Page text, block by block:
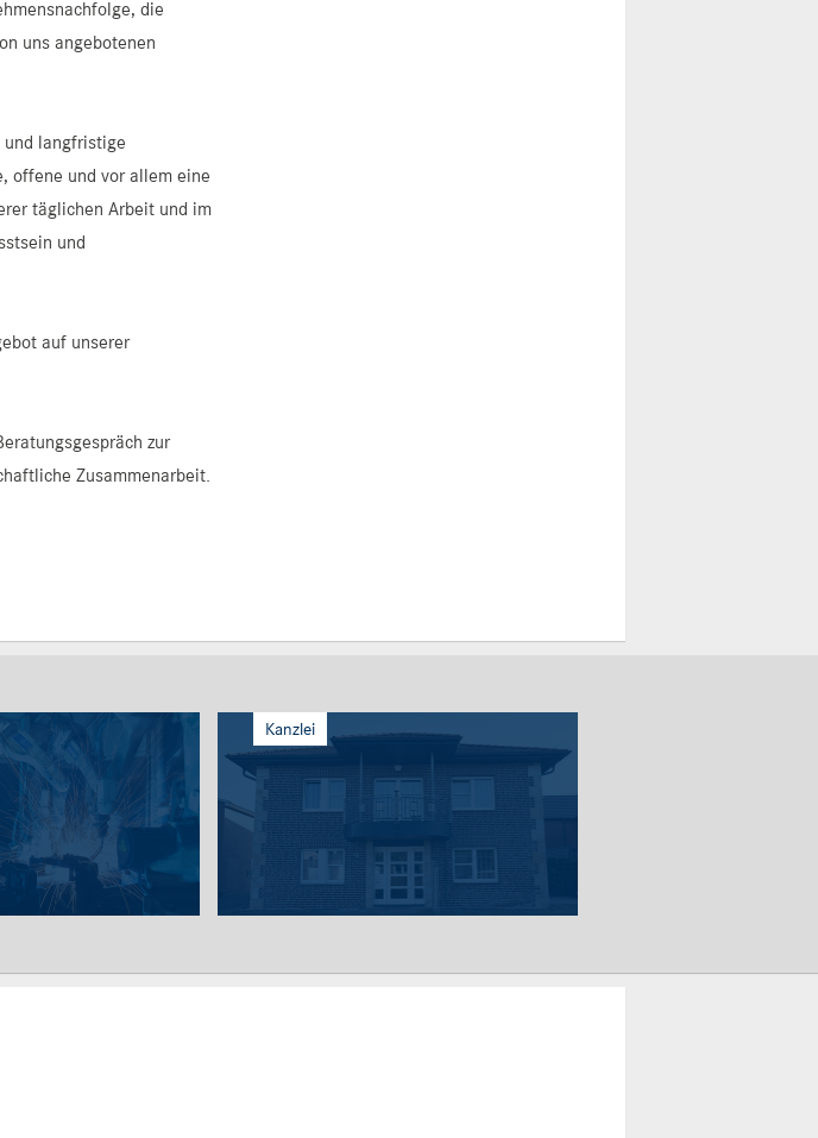
die
uns angebotenen
und langfristige
offene und vor allem eine
täglichen Arbeit und im
und
auf unserer
zur
Zusammenarbeit.
Kanzlei